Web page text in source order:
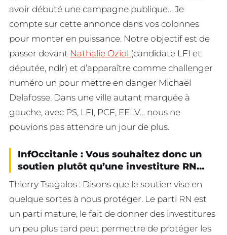
avoir débuté une campagne publique… Je
compte sur cette annonce dans vos colonnes
pour monter en puissance. Notre objectif est de
passer devant Nathalie Oziol (candidate LFI et
députée, ndlr) et d’apparaître comme challenger
numéro un pour mettre en danger Michaël
Delafosse. Dans une ville autant marquée à
gauche, avec PS, LFI, PCF, EELV… nous ne
pouvions pas attendre un jour de plus.
InfOccitanie : Vous souhaitez donc un
soutien plutôt qu’une investiture RN…
Thierry Tsagalos : Disons que le soutien vise en
quelque sortes à nous protéger. Le parti RN est
un parti mature, le fait de donner des investitures
un peu plus tard peut permettre de protéger les